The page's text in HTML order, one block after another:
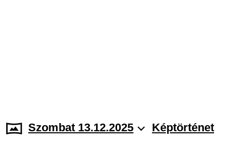
Szombat 13.12.2025 Képtörténet